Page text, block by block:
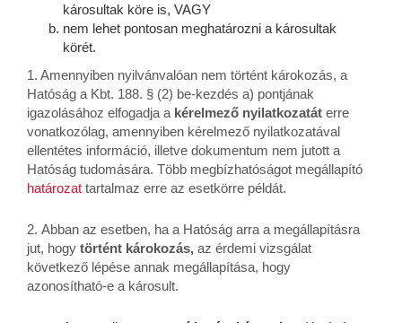
károsultak köre is, VAGY
nem lehet pontosan meghatározni a károsultak
körét.
1. Amennyiben nyilvánvalóan nem történt károkozás, a
Hatóság a Kbt. 188. § (2) be-kezdés a) pontjának
igazolásához elfogadja a kérelmező nyilatkozatát erre
vonatkozólag, amennyiben kérelmező nyilatkozatával
ellentétes információ, illetve dokumentum nem jutott a
Hatóság tudomására. Több megbízhatóságot megállapító
határozat tartalmaz erre az esetkörre példát.
2. Abban az esetben, ha a Hatóság arra a megállapításra
jut, hogy történt károkozás, az érdemi vizsgálat
következő lépése annak megállapítása, hogy
azonosítható-e a károsult.